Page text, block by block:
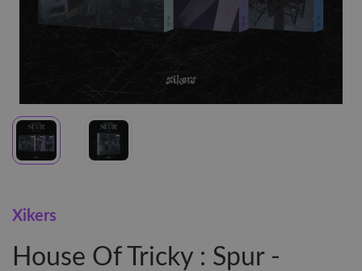
Xikers
House Of Tricky : Spur -